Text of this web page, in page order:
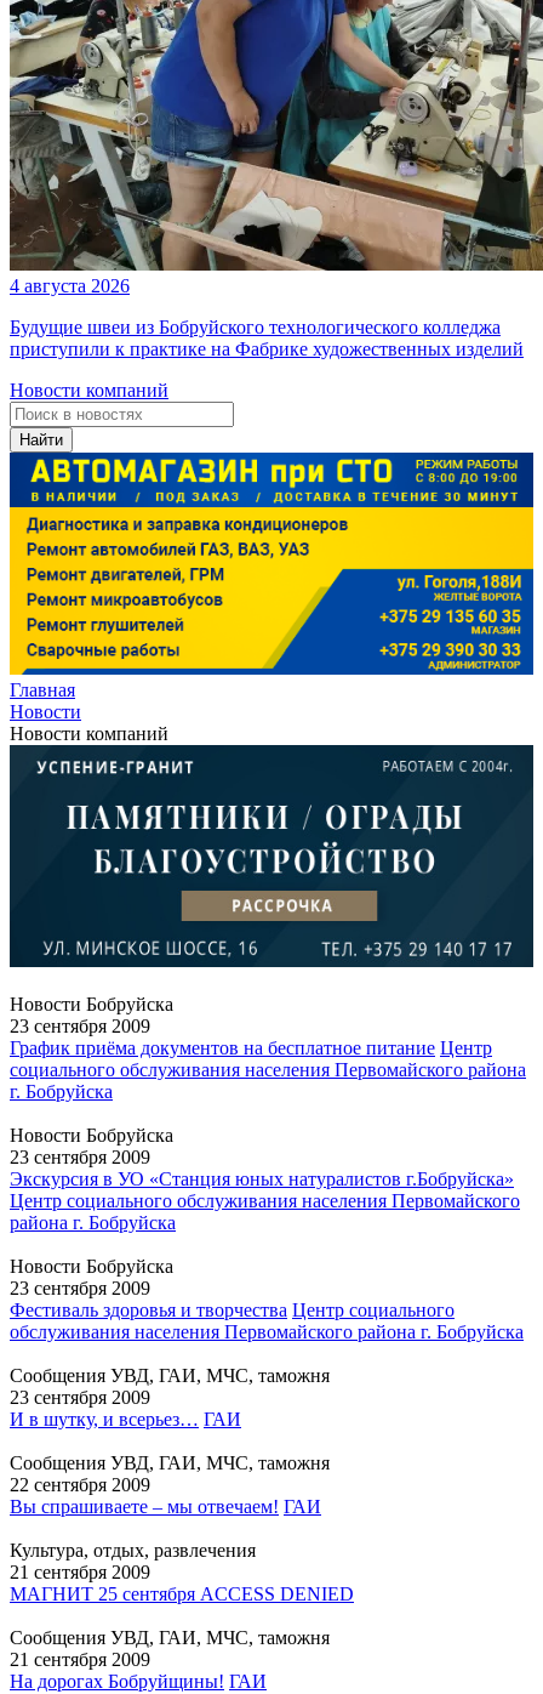
4 августа 2026
Будущие швеи из Бобруйского технологического колледжа
приступили к практике на Фабрике художественных изделий
Новости компаний
Найти
Главная
Новости
Новости компаний
Новости Бобруйска
23 сентября 2009
График приёма документов на бесплатное питание Центр
социального обслуживания населения Первомайского района
г. Бобруйска
Новости Бобруйска
23 сентября 2009
Экскурсия в УО «Станция юных натуралистов г.Бобруйска»
Центр социального обслуживания населения Первомайского
района г. Бобруйска
Новости Бобруйска
23 сентября 2009
Фестиваль здоровья и творчества Центр социального
обслуживания населения Первомайского района г. Бобруйска
Сообщения УВД, ГАИ, МЧС, таможня
23 сентября 2009
И в шутку, и всерьез… ГАИ
Сообщения УВД, ГАИ, МЧС, таможня
22 сентября 2009
Вы спрашиваете – мы отвечаем! ГАИ
Культура, отдых, развлечения
21 сентября 2009
МАГНИТ 25 сентября ACCESS DENIED
Сообщения УВД, ГАИ, МЧС, таможня
21 сентября 2009
На дорогах Бобруйщины! ГАИ